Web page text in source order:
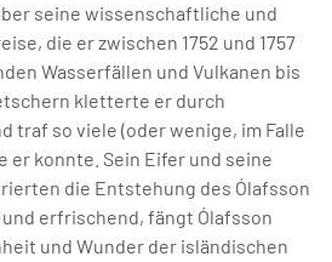
seine wissenschaftliche und
die er zwischen 1752 und 1757
Wasserfällen und Vulkanen bis
kletterte er durch
traf so viele (oder wenige, im Falle
er konnte. Sein Eifer und seine
die Entstehung des Ólafsson
erfrischend, fängt Ólafsson
und Wunder der isländischen